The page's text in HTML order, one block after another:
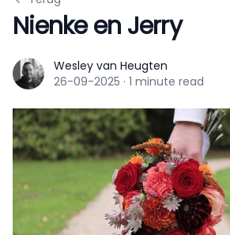
Nienke en Jerry
Wesley van Heugten
Wesley van Heugten
26-09-2025 · 1 minute read